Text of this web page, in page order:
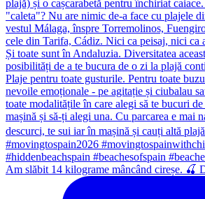
Am slăbit 14 kilograme mâncând cireșe. 🍒